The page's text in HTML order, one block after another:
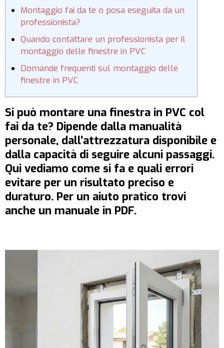
Montaggio fai da te o posa eseguita da un
professionista?
Quando contattare un professionista per il
montaggio delle finestre in PVC
Domande frequenti sul montaggio delle
finestre in PVC
Si può montare una finestra in PVC col
fai da te? Dipende dalla manualità
personale, dall’attrezzatura disponibile e
dalla capacità di seguire alcuni passaggi.
Qui vediamo come si fa e quali errori
evitare per un risultato preciso e
duraturo. Per un aiuto pratico trovi
anche un manuale in PDF.